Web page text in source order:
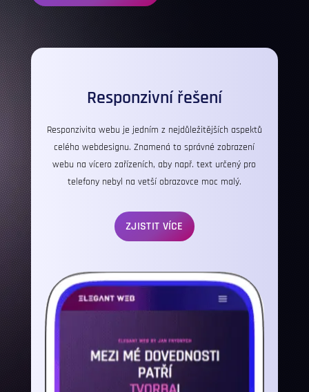
Responzivní řešení
Responzivita webu je jedním z nejdůležitějších aspektů
celého webdesignu. Znamená to správné zobrazení
webu na vícero zařízeních, aby např. text určený pro
telefony nebyl na vetší obrazovce moc malý.
ZJISTIT VÍCE